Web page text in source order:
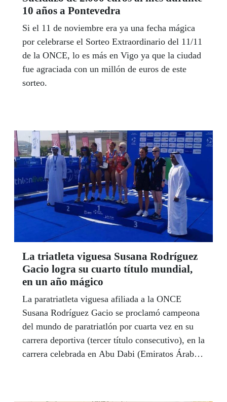
10 años a Pontevedra
Si el 11 de noviembre era ya una fecha mágica
por celebrarse el Sorteo Extraordinario del 11/11
de la ONCE, lo es más en Vigo ya que la ciudad
fue agraciada con un millón de euros de este
sorteo.
La triatleta viguesa Susana Rodríguez
Gacio logra su cuarto título mundial,
en un año mágico
La paratriatleta viguesa afiliada a la ONCE
Susana Rodríguez Gacio se proclamó campeona
del mundo de paratriatlón por cuarta vez en su
carrera deportiva (tercer título consecutivo), en la
carrera celebrada en Abu Dabi (Emiratos Árabes